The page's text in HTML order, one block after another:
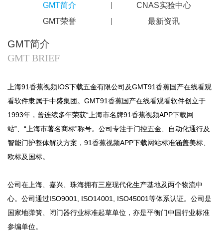
GMT简介
CNAS实验中心
GMT荣誉
最新资讯
GMT简介
GMT BRIEF
上海91香蕉视频IOS下载五金有限公司及GMT91香蕉国产在线看观
看软件隶属于中盛集团。GMT91香蕉国产在线看观看软件创立于
1993年，曾连续多年荣获“上海市名牌91香蕉视频APP下载网
站”、“上海市著名商标”称号。公司专注于门控五金、自动化通行及
智能门护整体解决方案，91香蕉视频APP下载网站标准涵盖美标、
欧标及国标。
公司在上海、嘉兴、珠海拥有三座现代化生产基地及两个物流中
心。公司通过ISO9001, ISO14001, ISO45001等体系认证。公司是
国家地弹簧、闭门器行业标准起草单位，亦是平衡门中国行业标准
参编单位。